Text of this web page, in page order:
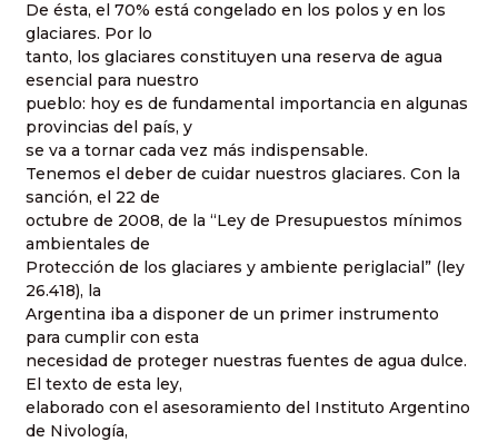
De ésta, el 70% está congelado en los polos y en los
glaciares. Por lo
tanto, los glaciares constituyen una reserva de agua
esencial para nuestro
pueblo: hoy es de fundamental importancia en algunas
provincias del país, y
se va a tornar cada vez más indispensable.
Tenemos el deber de cuidar nuestros glaciares. Con la
sanción, el 22 de
octubre de 2008, de la “Ley de Presupuestos mínimos
ambientales de
Protección de los glaciares y ambiente periglacial” (ley
26.418), la
Argentina iba a disponer de un primer instrumento
para cumplir con esta
necesidad de proteger nuestras fuentes de agua dulce.
El texto de esta ley,
elaborado con el asesoramiento del Instituto Argentino
de Nivología,